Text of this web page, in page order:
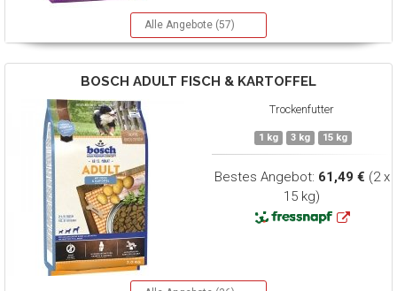
Alle Angebote (57)
BOSCH ADULT FISCH & KARTOFFEL
Trockenfutter
1 kg 3 kg 15 kg
Bestes Angebot: 61,49 € (2 x
15 kg)